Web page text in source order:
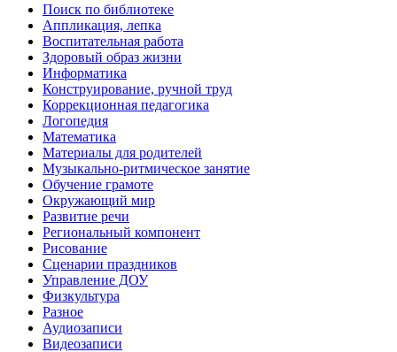
Поиск по библиотеке
Аппликация, лепка
Воспитательная работа
Здоровый образ жизни
Информатика
Конструирование, ручной труд
Коррекционная педагогика
Логопедия
Математика
Материалы для родителей
Музыкально-ритмическое занятие
Обучение грамоте
Окружающий мир
Развитие речи
Региональный компонент
Рисование
Сценарии праздников
Управление ДОУ
Физкультура
Разное
Аудиозаписи
Видеозаписи